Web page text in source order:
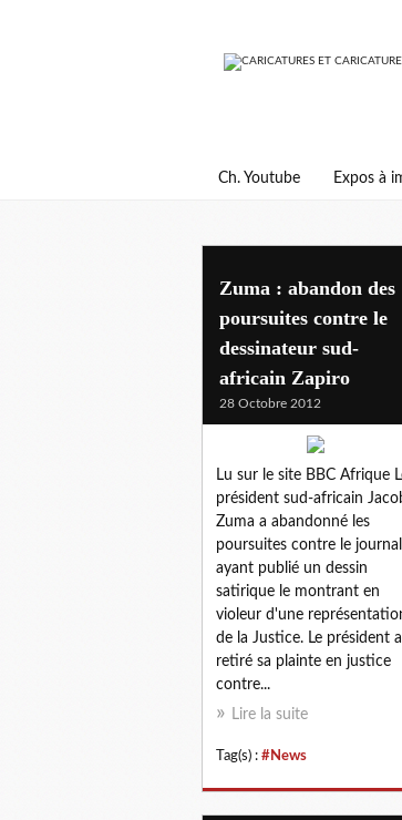
Ch. Youtube Expos à
Zuma : abandon des
poursuites contre le
dessinateur sud-
africain Zapiro
28 Octobre 2012
Lu sur le site BBC Afrique
président sud-africain
Zuma a abandonné les
poursuites contre le journal
ayant publié un dessin
satirique le montrant en
violeur d'une
de la Justice. Le président a
retiré sa plainte en justice
contre...
Lire la suite
Tag(s) : #News